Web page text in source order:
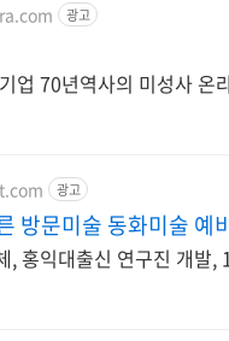
광고
업 70년역사의 미성사 온
광고
방문미술 동화미술 예
, 홍익대출신 연구진 개발,